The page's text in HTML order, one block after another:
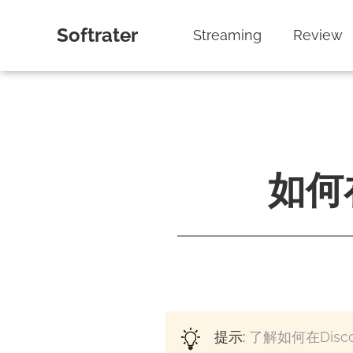
Softrater Streaming Review
如
提示: 了解如何在